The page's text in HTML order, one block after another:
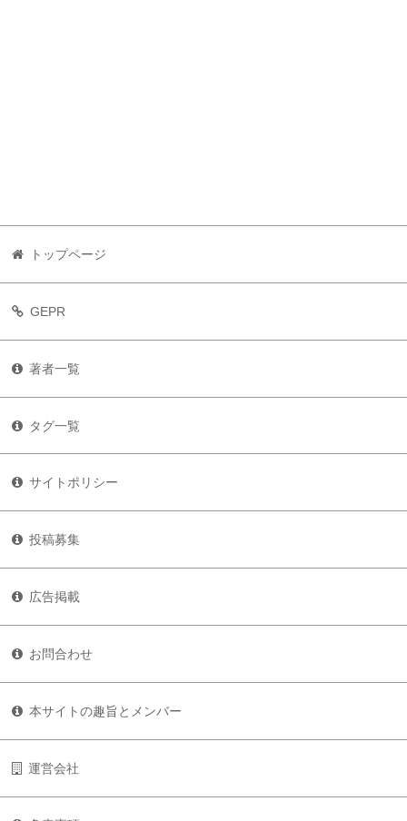
トップページ
GEPR
著者一覧
タグ一覧
サイトポリシー
投稿募集
広告掲載
お問合わせ
本サイトの趣旨とメンバー
運営会社